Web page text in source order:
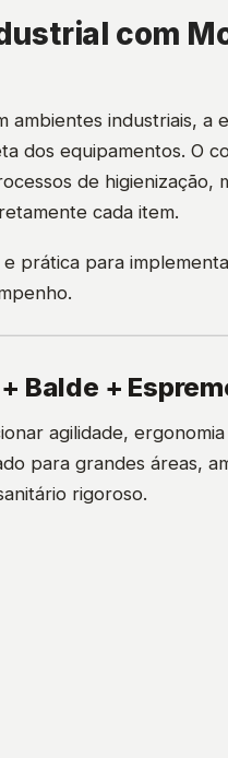
com
ambientes industriais, a
dos equipamentos. O
de higienização,
cada item.
prática para
Balde +
agilidade,
para grandes áreas,
rigoroso.